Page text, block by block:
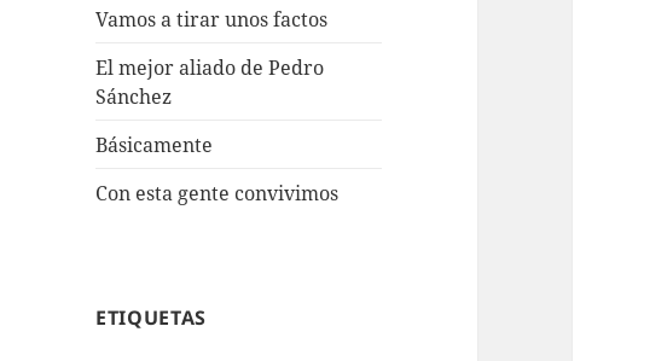
Vamos a tirar unos factos
El mejor aliado de Pedro
Sánchez
Básicamente
Con esta gente convivimos
ETIQUETAS